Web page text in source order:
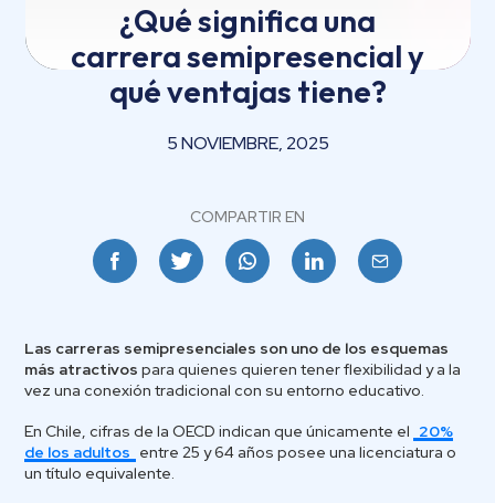
¿Qué significa una
carrera semipresencial y
qué ventajas tiene?
5 NOVIEMBRE, 2025
COMPARTIR EN
Facebook Twitter Whatsapp Linkedin
Las carreras semipresenciales son uno de los esquemas
más atractivos para quienes quieren tener flexibilidad y a la
vez una conexión tradicional con su entorno educativo.
En Chile, cifras de la OECD indican que únicamente el 20%
de los adultos entre 25 y 64 años posee una licenciatura o
un título equivalente.